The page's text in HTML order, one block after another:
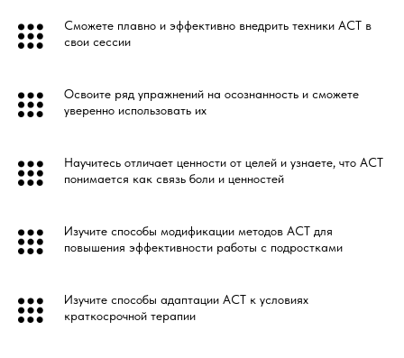
Сможете плавно и эффективно внедрить техники ACT в
свои сессии
Освоите ряд упражнений на осознанность и сможете
уверенно использовать их
Научитесь отличает ценности от целей и узнаете, что ACT
понимается как связь боли и ценностей
Изучите способы модификации методов ACT для
повышения эффективности работы с подростками
Изучите способы адаптации ACT к условиях
краткосрочной терапии